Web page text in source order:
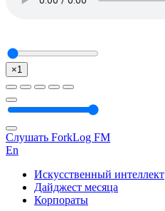
×1
Слушать ForkLog FM
En
Искусственный интеллект
Дайджест месяца
Корпораты